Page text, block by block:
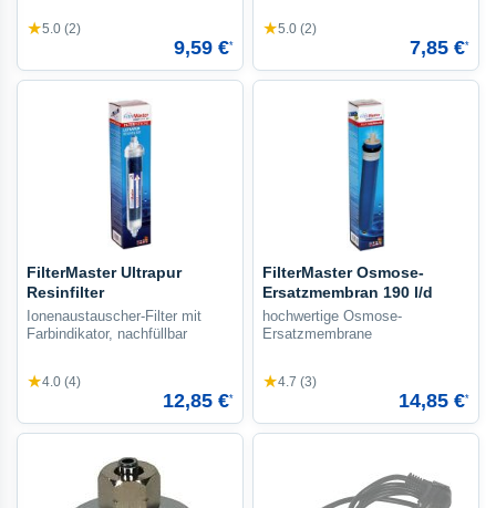
★5.0 (2)
9,59 €*
★5.0 (2)
7,85 €*
FilterMaster Ultrapur
Resinfilter
Ionenaustauscher-Filter mit
Farbindikator, nachfüllbar
★4.0 (4)
12,85 €*
FilterMaster Osmose-
Ersatzmembran 190 l/d
hochwertige Osmose-
Ersatzmembrane
★4.7 (3)
14,85 €*